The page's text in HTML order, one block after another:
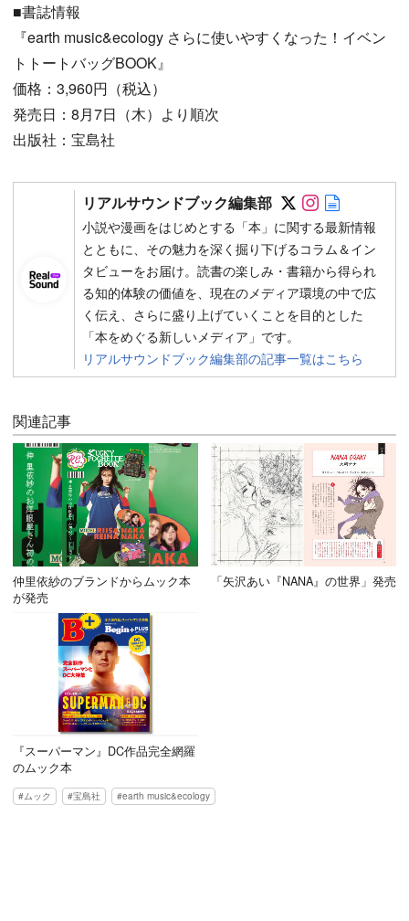
■書誌情報
『earth music&ecology さらに使いやすくなった！イベン
トトートバッグBOOK』
価格：3,960円（税込）
発売日：8月7日（木）より順次
出版社：宝島社
リアルサウンドブック編集部 Follow on
Follow on
小説や漫画をはじめとする「本」に関する最新情報
とともに、その魅力を深く掘り下げるコラム＆イン
タビューをお届け。読書の楽しみ・書籍から得られ
る知的体験の価値を、現在のメディア環境の中で広
く伝え、さらに盛り上げていくことを目的とした
「本をめぐる新しいメディア」です。
リアルサウンドブック編集部の記事一覧はこちら
関連記事
仲里依紗のブランドからムック本
が発売
「矢沢あい『NANA』の世界」発売
『スーパーマン』DC作品完全網羅
のムック本
ムック 宝島社 earth music&ecology